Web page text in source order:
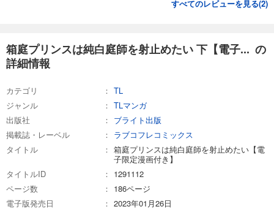
すべてのレビューを見る(2)
箱庭プリンスは純白庭師を射止めたい 下【電子... の
詳細情報
カテゴリ
TL
ジャンル
TLマンガ
出版社
ブライト出版
掲載誌・レーベル
ラブコフレコミックス
タイトル
箱庭プリンスは純白庭師を射止めたい【電
子限定漫画付き】
タイトルID
1291112
ページ数
186ページ
電子版発売日
2023年01月26日